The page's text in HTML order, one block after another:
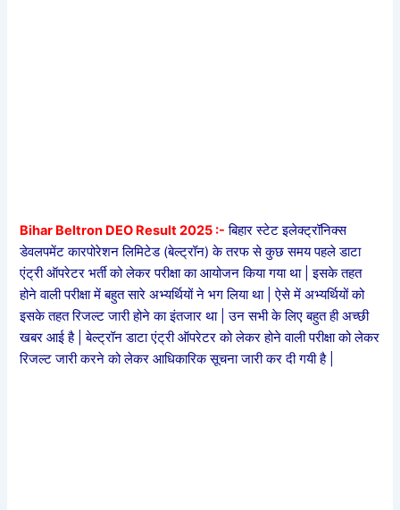
Bihar Beltron DEO Result 2025 :- बिहार स्टेट इलेक्ट्रॉनिक्स
डेवलपमेंट कारपोरेशन लिमिटेड (बेल्ट्रॉन) के तरफ से कुछ समय पहले डाटा
एंट्री ऑपरेटर भर्ती को लेकर परीक्षा का आयोजन किया गया था | इसके तहत
होने वाली परीक्षा में बहुत सारे अभ्यर्थियों ने भग लिया था | ऐसे में अभ्यर्थियों को
इसके तहत रिजल्ट जारी होने का इंतजार था | उन सभी के लिए बहुत ही अच्छी
खबर आई है | बेल्ट्रॉन डाटा एंट्री ऑपरेटर को लेकर होने वाली परीक्षा को लेकर
रिजल्ट जारी करने को लेकर आधिकारिक सूचना जारी कर दी गयी है |